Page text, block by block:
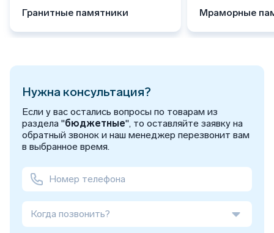
Гранитные памятники Мраморные
Нужна консультация?
Если у вас остались вопросы по товарам из
раздела "бюджетные", то оставляйте заявку на
обратный звонок и наш менеджер перезвонит вам
в выбранное время.
Когда позвонить?